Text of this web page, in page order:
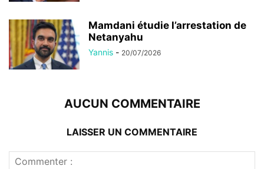
Mamdani étudie l’arrestation de
Netanyahu
Yannis - 20/07/2026
AUCUN COMMENTAIRE
LAISSER UN COMMENTAIRE